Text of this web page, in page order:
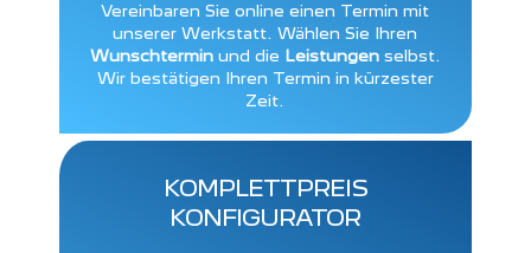
Vereinbaren Sie online einen Termin mit
unserer Werkstatt. Wählen Sie Ihren
Wunschterminund die Leistungenselbst.
Wir bestätigen Ihren Termin in kürzester
Zeit.
KOMPLETTPREIS
KONFIGURATOR